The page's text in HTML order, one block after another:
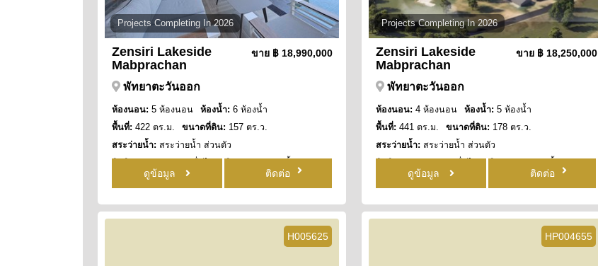
Projects Completing In 2026
Zensiri Lakeside
Mabprachan
ขาย ฿ 18,990,000
พัทยาตะวันออก
ห้องนอน: 5 ห้องนอน ห้องน้ำ: 6 ห้องน้ำ
พื้นที่: 422 ตร.ม. ขนาดที่ดิน: 157 ตร.ว.
สระว่ายน้ำ: สระว่ายน้ำ ส่วนตัว
ดูข้อมูล ติดต่อ
Projects Completing In 2026
Zensiri Lakeside
Mabprachan
ขาย ฿ 18,250,000
พัทยาตะวันออก
ห้องนอน: 4 ห้องนอน ห้องน้ำ: 5 ห้องน้ำ
พื้นที่: 441 ตร.ม. ขนาดที่ดิน: 178 ตร.ว.
สระว่ายน้ำ: สระว่ายน้ำ ส่วนตัว
ดูข้อมูล ติดต่อ
H005625 HP004655